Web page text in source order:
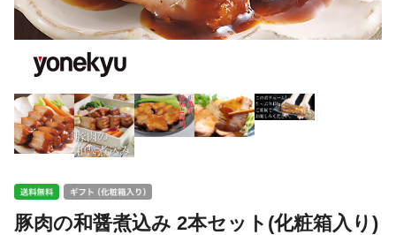
豚肉の和醤煮込み 2本セット(化粧箱入り)